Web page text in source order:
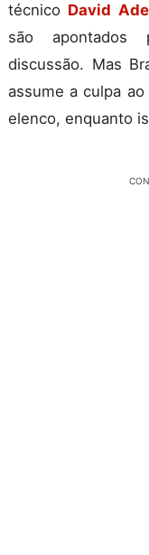
técnico David
são apontados
discussão. Mas
assume a culpa
elenco, enquanto